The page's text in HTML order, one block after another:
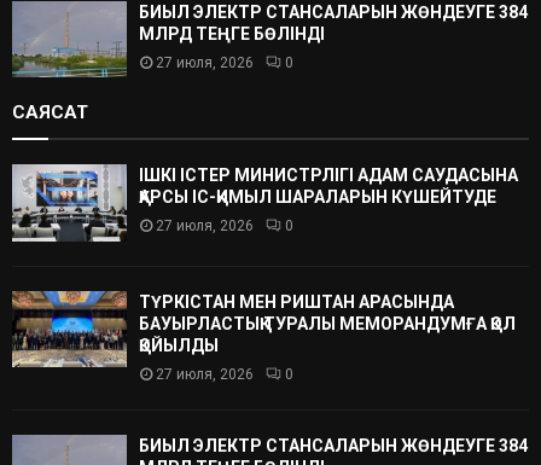
БИЫЛ ЭЛЕКТР СТАНСАЛАРЫН ЖӨНДЕУГЕ 384
МЛРД ТЕҢГЕ БӨЛІНДІ
27 июля, 2026 0
САЯСАТ
ІШКІ ІСТЕР МИНИСТРЛІГІ АДАМ САУДАСЫНА
ҚАРСЫ ІС-ҚИМЫЛ ШАРАЛАРЫН КҮШЕЙТУДЕ
27 июля, 2026 0
ТҮРКІСТАН МЕН РИШТАН АРАСЫНДА
БАУЫРЛАСТЫҚ ТУРАЛЫ МЕМОРАНДУМҒА ҚОЛ
ҚОЙЫЛДЫ
27 июля, 2026 0
БИЫЛ ЭЛЕКТР СТАНСАЛАРЫН ЖӨНДЕУГЕ 384